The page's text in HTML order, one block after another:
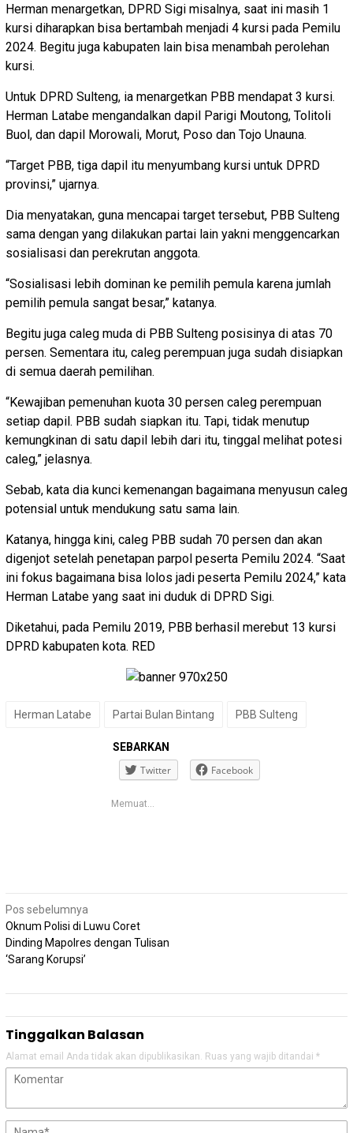
Herman menargetkan, DPRD Sigi misalnya, saat ini masih 1
kursi diharapkan bisa bertambah menjadi 4 kursi pada Pemilu
2024. Begitu juga kabupaten lain bisa menambah perolehan
kursi.
Untuk DPRD Sulteng, ia menargetkan PBB mendapat 3 kursi.
Herman Latabe mengandalkan dapil Parigi Moutong, Tolitoli
Buol, dan dapil Morowali, Morut, Poso dan Tojo Unauna.
“Target PBB, tiga dapil itu menyumbang kursi untuk DPRD
provinsi,” ujarnya.
Dia menyatakan, guna mencapai target tersebut, PBB Sulteng
sama dengan yang dilakukan partai lain yakni menggencarkan
sosialisasi dan perekrutan anggota.
“Sosialisasi lebih dominan ke pemilih pemula karena jumlah
pemilih pemula sangat besar,” katanya.
Begitu juga caleg muda di PBB Sulteng posisinya di atas 70
persen. Sementara itu, caleg perempuan juga sudah disiapkan
di semua daerah pemilihan.
“Kewajiban pemenuhan kuota 30 persen caleg perempuan
setiap dapil. PBB sudah siapkan itu. Tapi, tidak menutup
kemungkinan di satu dapil lebih dari itu, tinggal melihat potesi
caleg,” jelasnya.
Sebab, kata dia kunci kemenangan bagaimana menyusun caleg
potensial untuk mendukung satu sama lain.
Katanya, hingga kini, caleg PBB sudah 70 persen dan akan
digenjot setelah penetapan parpol peserta Pemilu 2024. “Saat
ini fokus bagaimana bisa lolos jadi peserta Pemilu 2024,” kata
Herman Latabe yang saat ini duduk di DPRD Sigi.
Diketahui, pada Pemilu 2019, PBB berhasil merebut 13 kursi
DPRD kabupaten kota. RED
Herman Latabe Partai Bulan Bintang PBB Sulteng
SEBARKAN
Twitter Facebook
Memuat...
Navigasi
pos
Pos sebelumnya
Oknum Polisi di Luwu Coret
Dinding Mapolres dengan Tulisan
‘Sarang Korupsi’
Tinggalkan Balasan
Alamat email Anda tidak akan dipublikasikan. Ruas yang wajib ditandai *